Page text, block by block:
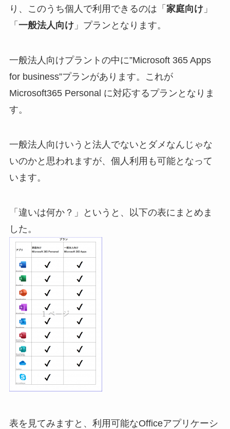
り、このうち個人で利用できるのは「 家庭向け」
「 一般法人向け」プランとなります。
一般法人向けプラントの中に”Microsoft 365 Apps
for business”プランがあります。これが
Microsoft365 Personal に対応するプランとなりま
す。
一般法人向けいうと法人でないとダメなんじゃな
いのかと思われますが、個人利用も可能となって
います。
「違いは何か？」というと、以下の表にまとめま
した。
表を見てみますと、利用可能なOfficeアプリケーシ